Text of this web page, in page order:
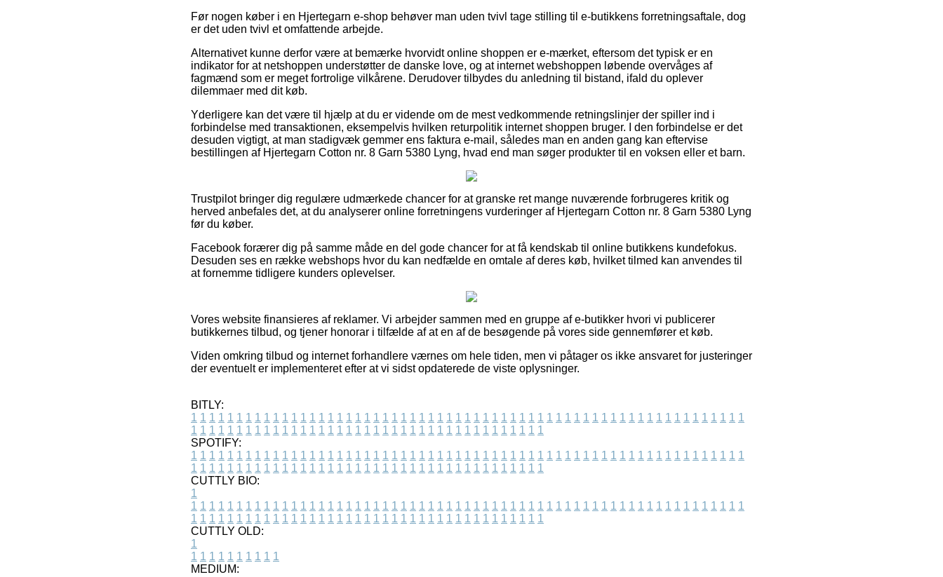
Før nogen køber i en Hjertegarn e-shop behøver man uden tvivl tage stilling til e-butikkens forretningsaftale, dog
er det uden tvivl et omfattende arbejde.
Alternativet kunne derfor være at bemærke hvorvidt online shoppen er e-mærket, eftersom det typisk er en
indikator for at netshoppen understøtter de danske love, og at internet webshoppen løbende overvåges af
fagmænd som er meget fortrolige vilkårene. Derudover tilbydes du anledning til bistand, ifald du oplever
dilemmaer med dit køb.
Yderligere kan det være til hjælp at du er vidende om de mest vedkommende retningslinjer der spiller ind i
forbindelse med transaktionen, eksempelvis hvilken returpolitik internet shoppen bruger. I den forbindelse er det
desuden vigtigt, at man stadigvæk gemmer ens faktura e-mail, således man en anden gang kan eftervise
bestillingen af Hjertegarn Cotton nr. 8 Garn 5380 Lyng, hvad end man søger produkter til en voksen eller et barn.
Trustpilot bringer dig regulære udmærkede chancer for at granske ret mange nuværende forbrugeres kritik og
herved anbefales det, at du analyserer online forretningens vurderinger af Hjertegarn Cotton nr. 8 Garn 5380 Lyng
før du køber.
Facebook forærer dig på samme måde en del gode chancer for at få kendskab til online butikkens kundefokus.
Desuden ses en række webshops hvor du kan nedfælde en omtale af deres køb, hvilket tilmed kan anvendes til
at fornemme tidligere kunders oplevelser.
Vores website finansieres af reklamer. Vi arbejder sammen med en gruppe af e-butikker hvori vi publicerer
butikkernes tilbud, og tjener honorar i tilfælde af at en af de besøgende på vores side gennemfører et køb.
Viden omkring tilbud og internet forhandlere værnes om hele tiden, men vi påtager os ikke ansvaret for justeringer
der eventuelt er implementeret efter at vi sidst opdaterede de viste oplysninger.
BITLY:
1 1 1 1 1 1 1 1 1 1 1 1 1 1 1 1 1 1 1 1 1 1 1 1 1 1 1 1 1 1 1 1 1 1 1 1 1 1 1 1 1 1 1 1 1 1 1 1 1 1 1 1 1 1 1 1 1 1 1 1 1
1 1 1 1 1 1 1 1 1 1 1 1 1 1 1 1 1 1 1 1 1 1 1 1 1 1 1 1 1 1 1 1 1 1 1 1 1 1 1
SPOTIFY:
1 1 1 1 1 1 1 1 1 1 1 1 1 1 1 1 1 1 1 1 1 1 1 1 1 1 1 1 1 1 1 1 1 1 1 1 1 1 1 1 1 1 1 1 1 1 1 1 1 1 1 1 1 1 1 1 1 1 1 1 1
1 1 1 1 1 1 1 1 1 1 1 1 1 1 1 1 1 1 1 1 1 1 1 1 1 1 1 1 1 1 1 1 1 1 1 1 1 1 1
CUTTLY BIO:
1
1 1 1 1 1 1 1 1 1 1 1 1 1 1 1 1 1 1 1 1 1 1 1 1 1 1 1 1 1 1 1 1 1 1 1 1 1 1 1 1 1 1 1 1 1 1 1 1 1 1 1 1 1 1 1 1 1 1 1 1 1
1 1 1 1 1 1 1 1 1 1 1 1 1 1 1 1 1 1 1 1 1 1 1 1 1 1 1 1 1 1 1 1 1 1 1 1 1 1 1
CUTTLY OLD:
1
1 1 1 1 1 1 1 1 1 1
MEDIUM: